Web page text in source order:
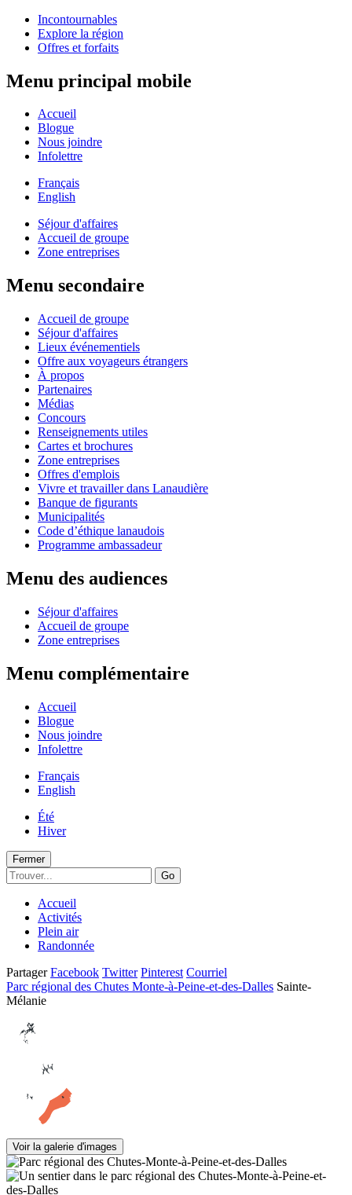
Incontournables
Explore la région
Offres et forfaits
Menu principal mobile
Accueil
Blogue
Nous joindre
Infolettre
Français
English
Séjour d'affaires
Accueil de groupe
Zone entreprises
Menu secondaire
Accueil de groupe
Séjour d'affaires
Lieux événementiels
Offre aux voyageurs étrangers
À propos
Partenaires
Médias
Concours
Renseignements utiles
Cartes et brochures
Zone entreprises
Offres d'emplois
Vivre et travailler dans Lanaudière
Banque de figurants
Municipalités
Code d’éthique lanaudois
Programme ambassadeur
Menu des audiences
Séjour d'affaires
Accueil de groupe
Zone entreprises
Menu complémentaire
Accueil
Blogue
Nous joindre
Infolettre
Français
English
Été
Hiver
Fermer
Go
Accueil
Activités
Plein air
Randonnée
Partager Facebook Twitter Pinterest Courriel
Parc régional des Chutes Monte-à-Peine-et-des-Dalles Sainte-
Mélanie
Voir la galerie d'images